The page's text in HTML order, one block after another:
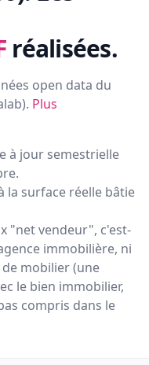
réalisées.
open data du
). Plus
à jour semestrielle
la surface réelle bâtie
"net vendeur", c'est-
immobilière, ni
mobilier (une
le bien immobilier,
compris dans le